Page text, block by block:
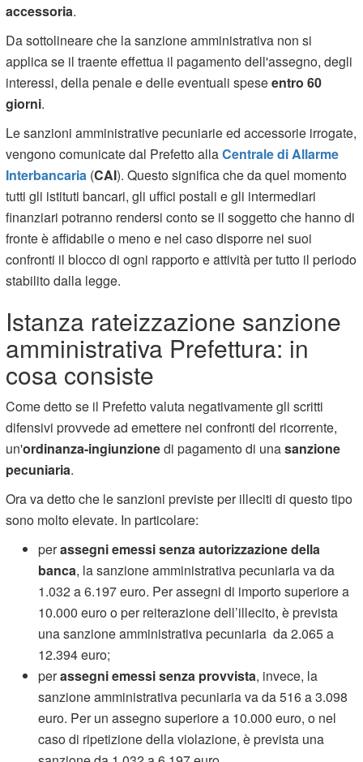
accessoria.
Da sottolineare che la sanzione amministrativa non si
applica se il traente effettua il pagamento dell'assegno, degli
interessi, della penale e delle eventuali speseentro 60
giorni.
Le sanzioni amministrative pecuniarie ed accessorie irrogate,
vengono comunicate dal Prefetto allaCentrale di Allarme
Interbancaria (CAI). Questo significa che da quel momento
tutti gli istituti bancari, gli uffici postali e gli intermediari
finanziari potranno rendersi conto se il soggetto che hanno di
fronte è affidabile o meno e nel caso disporre nei suoi
confronti il blocco di ogni rapporto e attività per tutto il periodo
stabilito dalla legge.
Istanza rateizzazione sanzione
amministrativa Prefettura: in
cosa consiste
Come detto se il Prefetto valuta negativamente gli scritti
difensivi provvede ad emettere nei confronti del ricorrente,
un'ordinanza-ingiunzionedi pagamento di unasanzione
pecuniaria.
Ora va detto che le sanzioni previste per illeciti di questo tipo
sono molto elevate. In particolare:
perassegni emessi senza autorizzazione della
banca, la sanzione amministrativa pecuniaria va da
1.032 a 6.197 euro. Per assegni di importo superiore a
10.000 euro o per reiterazione dell’illecito, è prevista
una sanzione amministrativa pecuniaria da 2.065 a
12.394 euro;
perassegni emessi senza provvista, invece, la
sanzione amministrativa pecuniaria va da 516 a 3.098
euro. Per un assegno superiore a 10.000 euro, o nel
caso di ripetizione della violazione, è prevista una